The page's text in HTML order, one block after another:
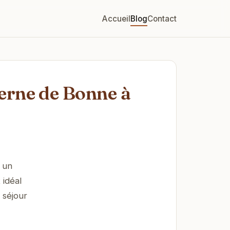
AccueilBlogContact
de Bonne à
un
idéal